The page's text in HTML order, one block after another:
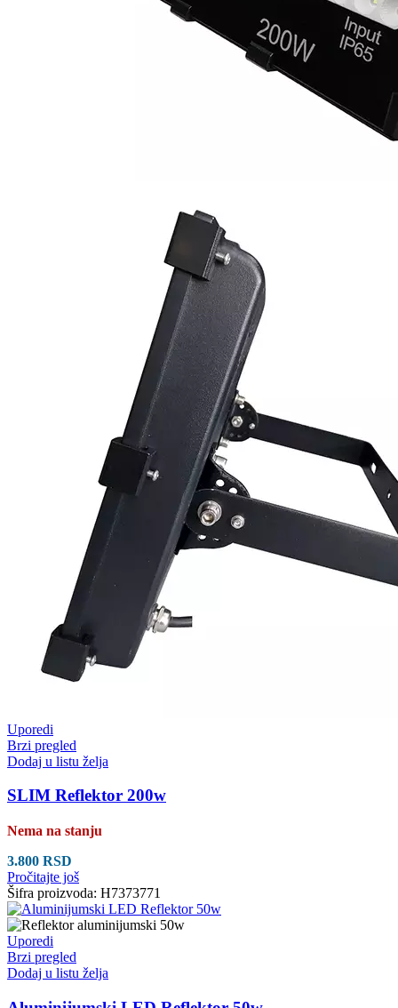
Uporedi
Brzi pregled
Dodaj u listu želja
SLIM Reflektor 200w
Nema na stanju
3.800 RSD
Pročitajte još
Šifra proizvoda: H7373771
Uporedi
Brzi pregled
Dodaj u listu želja